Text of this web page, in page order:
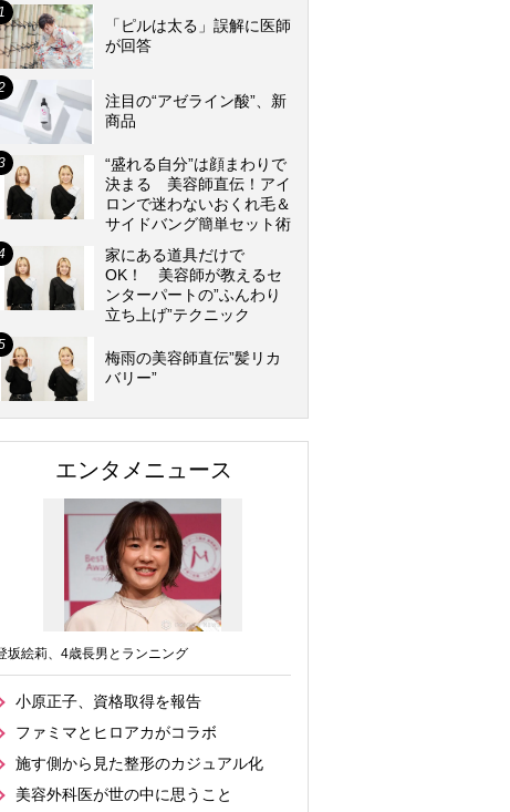
「ピルは太る」誤解に医師
が回答
注目の“アゼライン酸”、新
商品
“盛れる自分”は顔まわりで
決まる 美容師直伝！アイ
ロンで迷わないおくれ毛＆
サイドバング簡単セット術
家にある道具だけで
OK！ 美容師が教えるセ
ンターパートの”ふんわり
立ち上げ”テクニック
梅雨の美容師直伝”髪リカ
バリー”
エンタメニュース
坂絵莉、4歳長男とランニング
小原正子、資格取得を報告
ファミマとヒロアカがコラボ
施す側から見た整形のカジュアル化
美容外科医が世の中に思うこと